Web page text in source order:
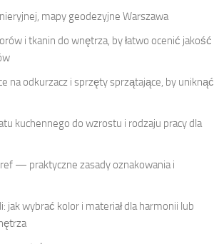
mapy geodezyjne Warszawa
i tkanin do wnętrza, by łatwo ocenić jakość
na odkurzacz i sprzęty sprzątające, by uniknąć
kuchennego do wzrostu i rodzaju pracy dla
— praktyczne zasady oznakowania i
jak wybrać kolor i materiał dla harmonii lub